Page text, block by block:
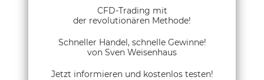
CFD-Trading mit
der revolutionären Methode!
Schneller Handel, schnelle Gewinne!
von Sven Weisenhaus
Jetzt informieren und kostenlos testen!